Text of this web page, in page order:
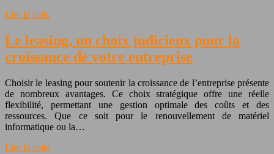
Lire la suite
Le leasing, un choix judicieux pour la
croissance de votre entreprise
Choisir le leasing pour soutenir la croissance de l’entreprise présente
de nombreux avantages. Ce choix stratégique offre une réelle
flexibilité, permettant une gestion optimale des coûts et des
ressources. Que ce soit pour le renouvellement de matériel
informatique ou la…
Lire la suite